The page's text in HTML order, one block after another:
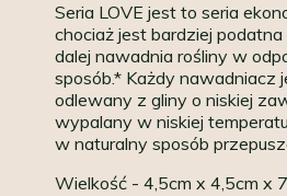
Seria LOVE jest to seria
chociaż jest bardziej
dalej nawadnia rośliny w
sposób.* Każdy nawadniacz
odlewany z gliny o niskiej
wypalany w niskiej
w naturalny sposób
Wielkość - 4,5cm x 4,5cm x